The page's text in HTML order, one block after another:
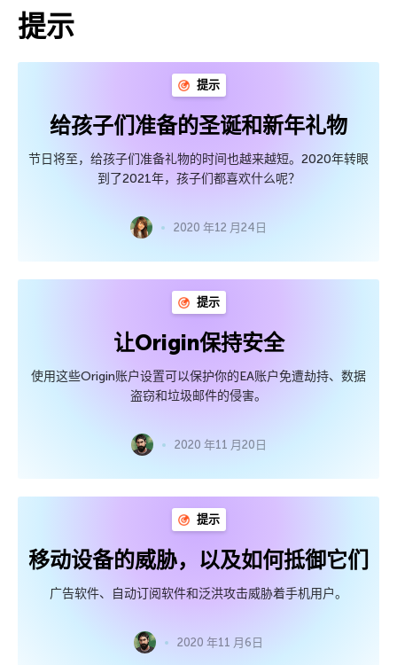
提示
提示
给孩子们准备的圣诞和新年礼物
节日将至，给孩子们准备礼物的时间也越来越短。2020年转眼
到了2021年，孩子们都喜欢什么呢？
2020 年12 月24日
提示
让Origin保持安全
使用这些Origin账户设置可以保护你的EA账户免遭劫持、数据
盗窃和垃圾邮件的侵害。
2020 年11 月20日
提示
移动设备的威胁，以及如何抵御它们
广告软件、自动订阅软件和泛洪攻击威胁着手机用户。
2020 年11 月6日